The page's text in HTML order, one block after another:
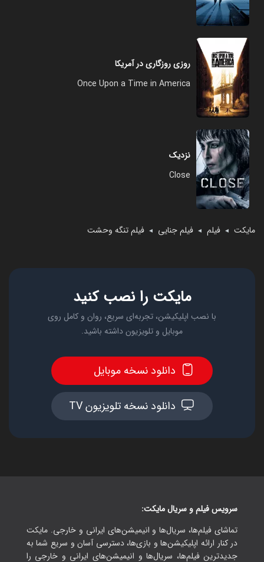
مایکت ◄ فیلم ◄ فیلم جنایی ◄ فیلم تنگه وحشت
روزی روزگاری در آمریکا
Once Upon a Time in America
نزدیک
Close
مایکت را نصب کنید
با نصب اپلیکیشن، تجربه‌ای سریع، روان و کامل روی
موبایل و تلویزیون داشته باشید.
دانلود نسخه موبایل
دانلود نسخه تلویزیون TV
سرویس فیلم و سریال مایکت:
تماشای فیلم‌ها، سریال‌ها و انیمیشن‌های ایرانی و خارجی. مایکت
در کنار ارائه اپلیکیشن‌ها و بازی‌ها، دسترسی آسان و سریع شما به
جدیدترین فیلم‌ها، سریال‌ها و انیمیشن‌های ایرانی و خارجی را